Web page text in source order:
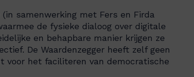
samenwerking met Fers en Firda
de fysieke dialoog over digitale
en behapbare manier krijgen ze
De Waardenzegger heeft zelf geen
voor het faciliteren van democratische